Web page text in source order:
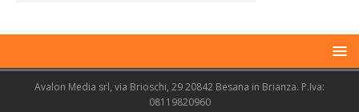
Avalon Media srl, via Brioschi, 29 20842 Besana in Brianza. P.Iva:
08119820960